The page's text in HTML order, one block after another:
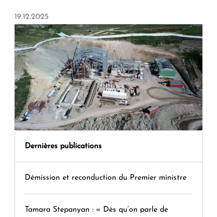
19.12.2025
Dernières publications
Démission et reconduction du Premier ministre
Tamara Stepanyan : « Dès qu’on parle de